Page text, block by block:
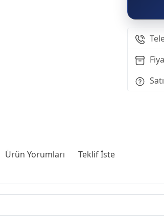
Ürün Yorumları Teklif İste